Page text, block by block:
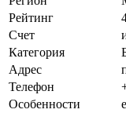
Рейтинг
Счет
Категория
Адрес
Телефон
Особенности